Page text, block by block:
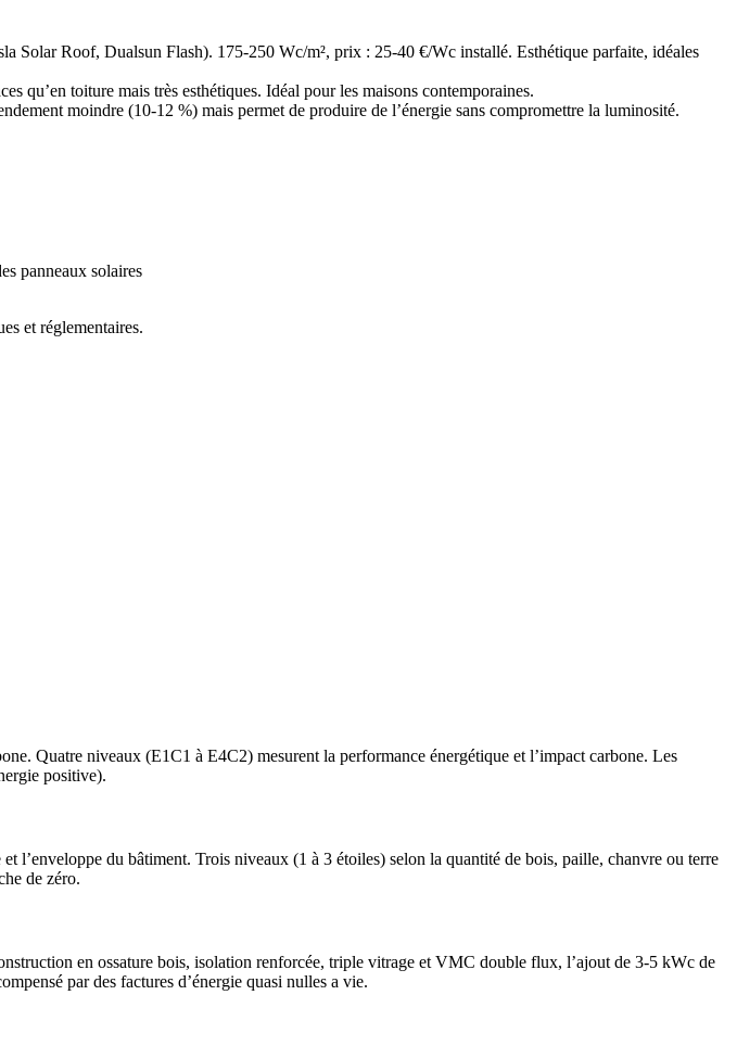
Solar Roof, Dualsun Flash). 175-250 Wc/m², prix : 25-40 €/Wc installé. Esthétique parfaite, idéales
qu’en toiture mais très esthétiques. Idéal pour les maisons contemporaines.
moindre (10-12 %) mais permet de produire de l’énergie sans compromettre la luminosité.
panneaux solaires
et réglementaires.
Quatre niveaux (E1C1 à E4C2) mesurent la performance énergétique et l’impact carbone. Les
positive).
l’enveloppe du bâtiment. Trois niveaux (1 à 3 étoiles) selon la quantité de bois, paille, chanvre ou terre
de zéro.
en ossature bois, isolation renforcée, triple vitrage et VMC double flux, l’ajout de 3-5 kWc de
par des factures d’énergie quasi nulles a vie.